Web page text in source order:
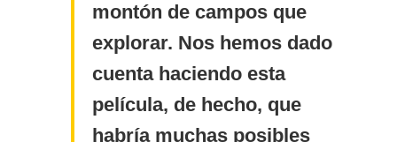
montón de campos que
explorar. Nos hemos dado
cuenta haciendo esta
película, de hecho, que
habría muchas posibles